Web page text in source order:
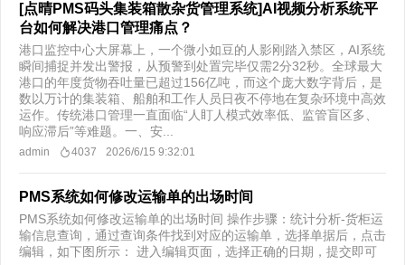
[点晴PMS码头集装箱散杂货管理系统]AI视频分析系统平
台如何解决港口管理痛点？
港口监控中心大屏幕上，一个微小如豆的人影刚踏入禁区，AI系统
瞬间捕捉并发出警报，从预警到处置完毕仅需2分32秒。全球最大
港口的年度货物吞吐量已超过156亿吨，而这个庞大数字背后，是
数以万计的集装箱、船舶和工作人员日夜不停地在复杂环境中高效
运作。传统港口管理一直面临“人盯人模式效率低、监管盲区多、
响应滞后”等难题。一、安...
admin 4037 2026/6/15 9:32:01
PMS系统如何修改运输单的出场时间
PMS系统如何修改运输单的出场时间 操作步骤：统计分析-货柜运
输信息查询，通过查询条件找到对应的运输单，选择单据后，点击
编辑，如下图所示： 进入编辑页面，选择正确的日期，提交即可